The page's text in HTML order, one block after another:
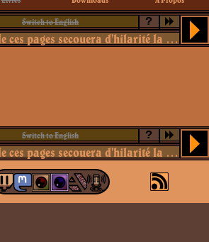
Switch to English ?
«La cocasserie de ces pages secouera d'hilarité la Terre entière»
Switch to English ?
«La cocasserie de ces pages secouera d'hilarité la Terre entière»